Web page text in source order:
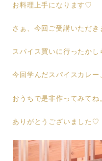
お料理上手になります♡
さぁ、今回ご受講いただき
スパイス買いに行ったかし
今回学んだスパイスカレー
おうちで是非作ってみてね
ありがとうございました♡